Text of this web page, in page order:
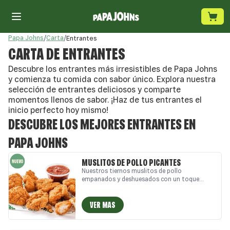
Papa Johns/Carta/Entrantes
CARTA DE ENTRANTES
Descubre los entrantes más irresistibles de Papa Johns
y comienza tu comida con sabor único. Explora nuestra
selección de entrantes deliciosos y comparte
momentos llenos de sabor. ¡Haz de tus entrantes el
inicio perfecto hoy mismo!
DESCUBRE LOS MEJORES ENTRANTES EN
PAPA JOHNS
MUSLITOS DE POLLO PICANTES
Nuestros tiernos muslitos de pollo
empanados y deshuesados con un toque
como comida a domicilio o comida a recoger.
Horneados al momento para lograr la mezcla
ideal entre jugosidad y crujiente, y
acompañados de salsa especial (x8). Pídelos
VER MAS